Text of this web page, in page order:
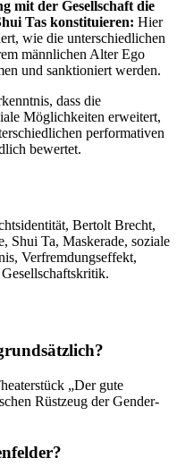
mit der Gesellschaft die
Tas konstituieren: Hier
wie die unterschiedlichen
männlichen Alter Ego
und sanktioniert werden.
dass die
Möglichkeiten erweitert,
performativen
bewertet.
Bertolt Brecht,
Shui Ta, Maskerade, soziale
Verfremdungseffekt,
„Der gute
Rüstzeug der Gender-